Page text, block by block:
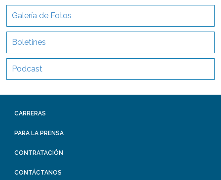
Galería de Fotos
Boletines
Podcast
CARRERAS
PARA LA PRENSA
CONTRATACIÓN
CONTÁCTANOS